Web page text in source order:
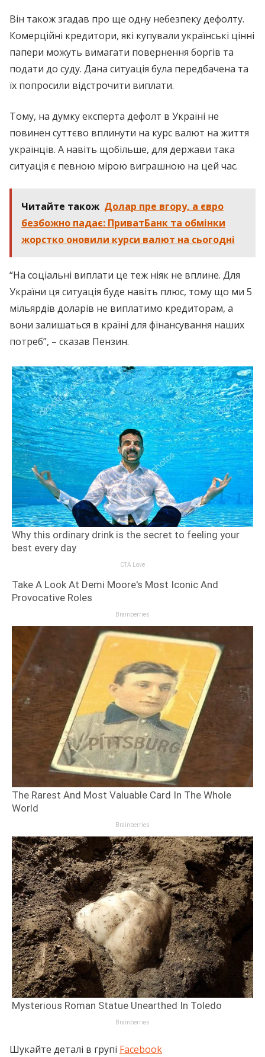
Він також згадав про ще одну небезпеку дефолту.
Комерційні кредитори, які купували українські цінні
папери можуть вимагати повернення боргів та
подати до суду. Дана ситуація була передбачена та
їх попросили відстрочити виплати.
Тому, на думку експерта дефолт в Україні не
повинен суттєво вплинути на курс валют на життя
українців. А навіть щобільше, для держави така
ситуація є певною мірою виграшною на цей час.
Читайте також Долар пре вгору, а євро
безбожно падає: ПриватБанк та обмінки
жорстко оновили курси валют на сьогодні
“На соціальні виплати це теж ніяк не вплине. Для
України ця ситуація буде навіть плюс, тому що ми 5
мільярдів доларів не виплатимо кредиторам, а
вони залишаться в країні для фінансування наших
потреб”, – сказав Пензин.
Шукайте деталі в групі Facebook